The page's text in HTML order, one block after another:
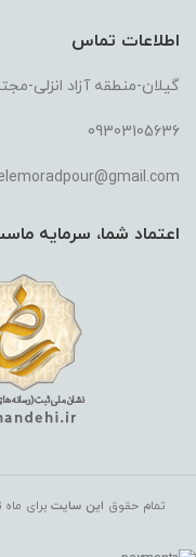
اطلاعات تماس
گیلان-منطقه آزاد انزلی-
09303105636
اعتماد شما، سرمایه
تمام حقوق این سایتبرای